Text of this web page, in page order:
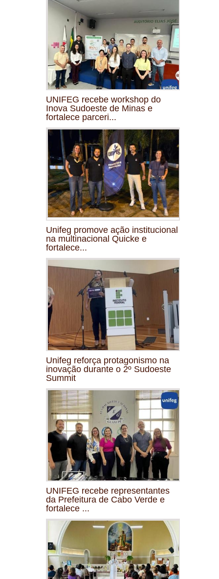
UNIFEG recebe workshop do
Inova Sudoeste de Minas e
fortalece parceri...
Unifeg promove ação institucional
na multinacional Quicke e
fortalece...
Unifeg reforça protagonismo na
inovação durante o 2º Sudoeste
Summit
UNIFEG recebe representantes
da Prefeitura de Cabo Verde e
fortalece ...